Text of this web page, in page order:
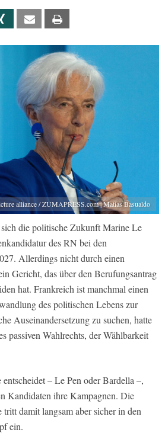
Xing Email
alliance / ZUMAPRESS.com | Matias Basualdo
die politische Zukunft Marine Le
des RN bei den
Allerdings nicht durch einen
Gericht, das über den Berufungsantrag
hat. Frankreich ist manchmal einen
des politischen Lebens zur
Auseinandersetzung zu suchen, hatte
passiven Wahlrechts, der Wählbarkeit
– Le Pen oder Bardella –,
Kandidaten ihre Kampagnen. Die
tritt damit langsam aber sicher in den
ein.